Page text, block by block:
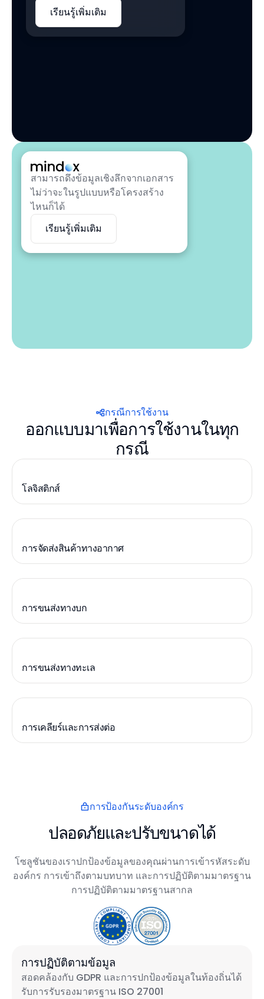
เรียนรู้เพิ่มเติม
สามารถดึงข้อมูลเชิงลึกจากเอกสาร
ไม่ว่าจะในรูปแบบหรือโครงสร้าง
ไหนก็ได้
เรียนรู้เพิ่มเติม
กรณีการใช้งาน
ออกแบบมาเพื่อการใช้งานในทุก
กรณี
โลจิสติกส์
การจัดส่งสินค้าทางอากาศ
การขนส่งทางบก
การขนส่งทางทะเล
การเคลียร์และการส่งต่อ
การป้องกันระดับองค์กร
ปลอดภัยและปรับขนาดได้
โซลูชันของเราปกป้องข้อมูลของคุณผ่านการเข้ารหัสระดับ
องค์กร การเข้าถึงตามบทบาท และการปฏิบัติตามมาตรฐาน
การปฏิบัติตามมาตรฐานสากล
การปฏิบัติตามข้อมูล
สอดคล้องกับ GDPR และการปกป้องข้อมูลในท้องถิ่นได้
รับการรับรองมาตรฐาน ISO 27001